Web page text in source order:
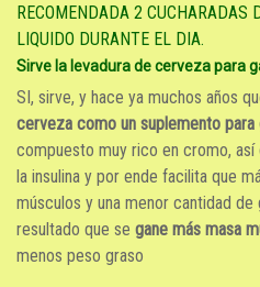
RECOMENDADA 2 CUCHARADAS
LIQUIDO DURANTE EL DIA.
Sirve la levadura de cerveza para
SI, sirve, y hace ya muchos años
cerveza como un suplemento para
compuesto muy rico en cromo,
la insulina y por ende facilita que
músculos y una menor cantidad de
resultado que se gane más masa
menos peso graso